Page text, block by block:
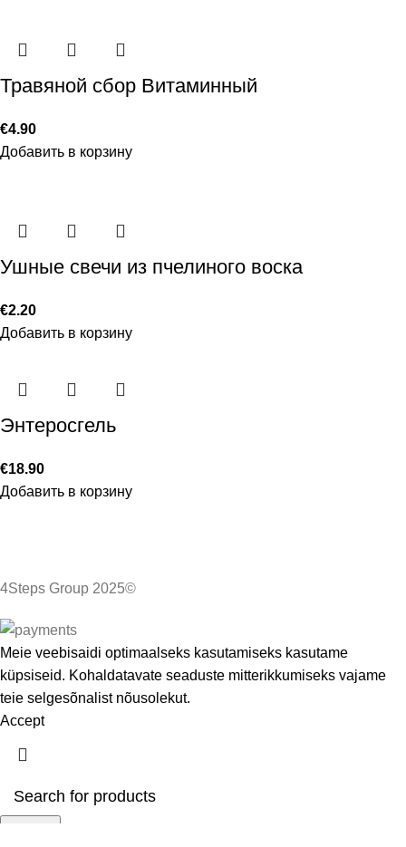
Травяной сбор Витаминный
€4.90
Добавить в корзину
Ушные свечи из пчелиного воска
€2.20
Добавить в корзину
Энтеросгель
€18.90
Добавить в корзину
4Steps Group 2025©
Meie veebisaidi optimaalseks kasutamiseks kasutame
küpsiseid. Kohaldatavate seaduste mitterikkumiseks vajame
teie selgesõnalist nõusolekut.
Accept